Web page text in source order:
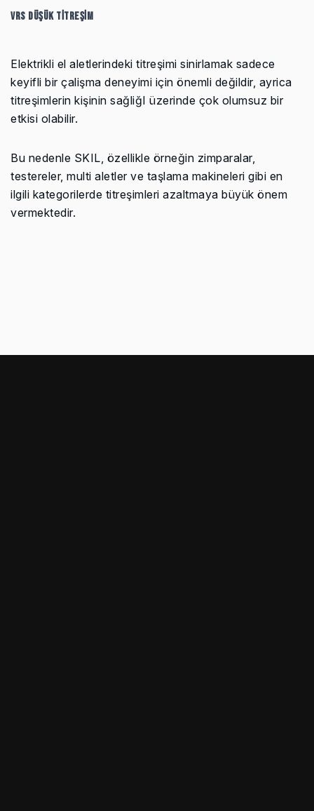
VRS DÜŞÜK TİTREŞİM
Elektrikli el aletlerindeki titreşimi sinirlamak sadece
keyifli bir çalişma deneyimi için önemli değildir, ayrica
titreşimlerin kişinin sağliğI üzerinde çok olumsuz bir
etkisi olabilir.
Bu nedenle SKIL, özellikle örneğin zimparalar,
testereler, multi aletler ve taşlama makineleri gibi en
ilgili kategorilerde titreşimleri azaltmaya büyük önem
vermektedir.